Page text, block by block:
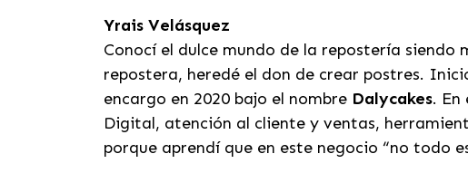
Yrais Velásquez
Conocí el dulce mundo de la repostería siendo
repostera, heredé el don de crear postres.
encargo en 2020 bajo el nombre Dalycakes. En
Digital, atención al cliente y ventas,
porque aprendí que en este negocio “no todo